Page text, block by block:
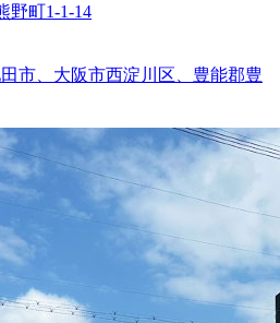
野町1-1-14
市、大阪市西淀川区、豊能郡豊